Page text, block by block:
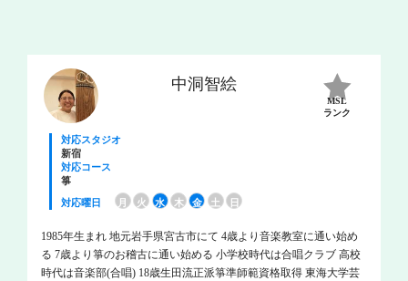
中洞智絵
MSL
ランク
対応スタジオ
新宿
対応コース
箏
対応曜日
月 火 水 木 金 土 日
1985年生まれ 地元岩手県宮古市にて 4歳より音楽教室に通い始め
る 7歳より箏のお稽古に通い始める 小学校時代は合唱クラブ 高校
時代は音楽部(合唱) 18歳生田流正派箏準師範資格取得 東海大学芸